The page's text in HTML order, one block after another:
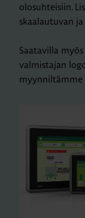
olosuhteisiin.
skaalautuvan
Saatavilla
valmistajan
myynniltämme